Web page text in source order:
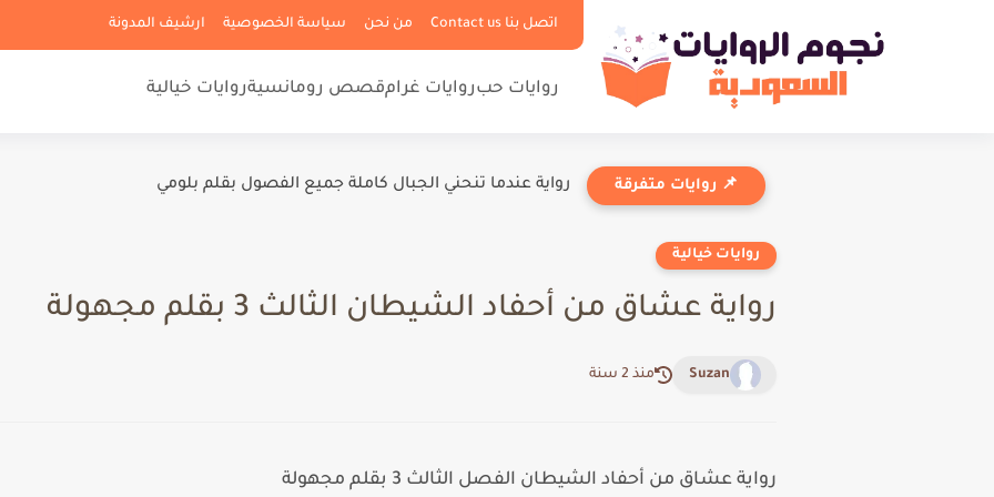
اتصل بنا Contact us من نحن سياسة الخصوصية ارشيف المدونة
روايات حبروايات غرامقصص رومانسيةروايات خيالية
📌 روايات متفرقة رواية عندما تنحني الجبال كاملة جميع الفصول بقلم بلومي
روايات خيالية
رواية عشاق من أحفاد الشيطان الثالث 3 بقلم مجهولة
Suzan منذ 2 سنة
رواية عشاق من أحفاد الشيطان الفصل الثالث 3 بقلم مجهولة